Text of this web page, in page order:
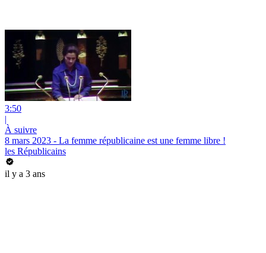
3:50
|
À suivre
8 mars 2023 - La femme républicaine est une femme libre !
les Républicains
il y a 3 ans